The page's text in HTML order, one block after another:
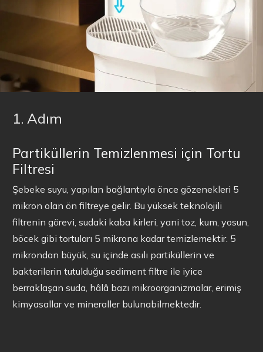
1. Adım
Partiküllerin Temizlenmesi için Tortu
Filtresi
Şebeke suyu, yapılan bağlantıyla önce gözenekleri 5
mikron olan ön filtreye gelir. Bu yüksek teknolojili
filtrenin görevi, sudaki kaba kirleri, yani toz, kum, yosun,
böcek gibi tortuları 5 mikrona kadar temizlemektir. 5
mikrondan büyük, su içinde asılı partiküllerin ve
bakterilerin tutulduğu sediment filtre ile iyice
berraklaşan suda, hâlâ bazı mikroorganizmalar, erimiş
kimyasallar ve mineraller bulunabilmektedir.